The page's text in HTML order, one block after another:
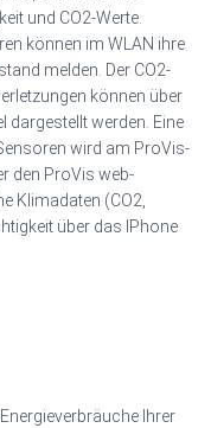
und CO2-Werte.
können im WLAN ihre
melden. Der CO2-
können über
dargestellt werden. Eine
wird am ProVis-
den ProVis web-
Klimadaten (CO2,
über das IPhone
Ihrer